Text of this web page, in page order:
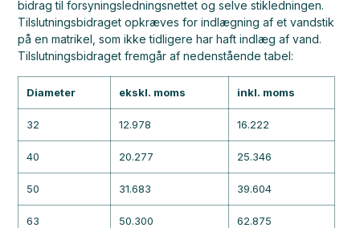
bidrag til forsyningsledningsnettet og selve stikledningen.
Tilslutningsbidraget opkræves for indlægning af et vandstik
på en matrikel, som ikke tidligere har haft indlæg af vand.
Tilslutningsbidraget fremgår af nedenstående tabel:
Diameter ekskl. moms inkl. moms
32 12.978 16.222
40 20.277 25.346
50 31.683 39.604
63 50.300 62.875